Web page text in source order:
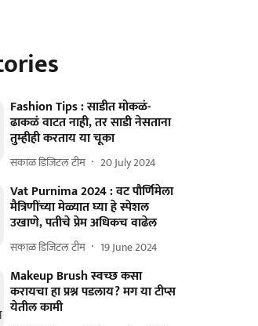
Fashion Tips : साडीत मोकळं-
ढाकळं वाटत नाही, तर साडी नेसताना
तुम्हीही करताय या चूका
सकाळ डिजिटल टीम 20 July 2024
Vat Purnima 2024 : वट पौर्णिमेला
मैत्रिणींच्या मेळ्यात घ्या हे स्पेशल
उखाणे, पतीचे प्रेम अधिकच वाढेल
सकाळ डिजिटल टीम 19 June 2024
Makeup Brush स्वच्छ कसा
करायचा हा प्रश्न पडलाय? मग या टीप्स
येतील कामी